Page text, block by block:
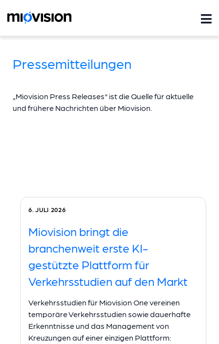
Pressemitteilungen
„Miovision Press Releases“ ist die Quelle für aktuelle
und frühere Nachrichten über Miovision.
6. JULI 2026
Miovision bringt die
branchenweit erste KI-
gestützte Plattform für
Verkehrsstudien auf den Markt
Verkehrsstudien für Miovision One vereinen
temporäre Verkehrsstudien sowie dauerhafte
Erkenntnisse und das Management von
Kreuzungen auf einer einzigen Plattform: